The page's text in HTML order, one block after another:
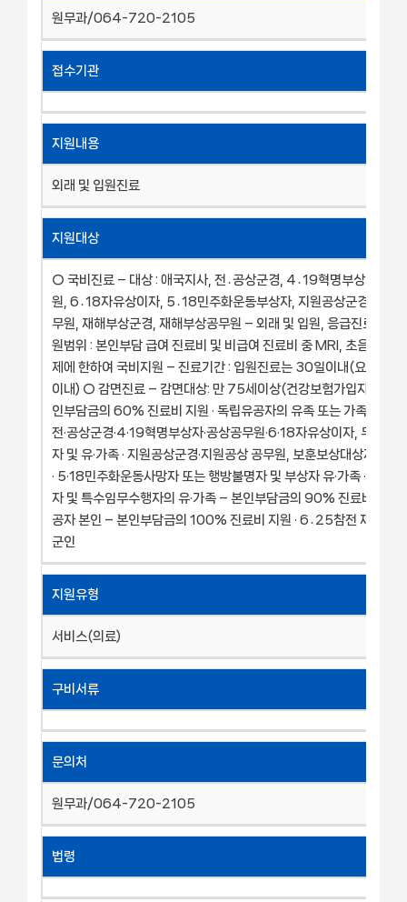
원무과/064-720-2105
접수기관
지원내용
외래 및 입원진료
지원대상
○ 국비진료 – 대상 : 애국지사, 전․공상군경, 4․19혁명부상자, 공
원, 6․18자유상이자, 5․18민주화운동부상자, 지원공상군경, 지원
무원, 재해부상군경, 재해부상공무원 – 외래 및 입원, 응급진료 – 진
원범위 : 본인부담 급여 진료비 및 비급여 진료비 중 MRI, 초음파, 건
제에 한하여 국비지원 – 진료기간 : 입원진료는 30일이내(요양병
이내) ○ 감면진료 – 감면대상: 만 75세이상(건강보험가입자에 한
인부담금의 60% 진료비 지원 · 독립유공자의 유족 또는 가족(손자
전·공상군경·4·19혁명부상자·공상공무원·6·18자유상이자, 무공·보
자 및 유·가족 · 지원공상군경·지원공상 공무원, 보훈보상대상자 등의
· 5·18민주화운동사망자 또는 행방불명자 및 부상자 유·가족 · 특수
자 및 특수임무수행자의 유·가족 – 본인부담금의 90% 진료비 지원
공자 본인 – 본인부담금의 100% 진료비 지원 · 6․25참전 재일학
군인
지원유형
서비스(의료)
구비서류
문의처
원무과/064-720-2105
법령